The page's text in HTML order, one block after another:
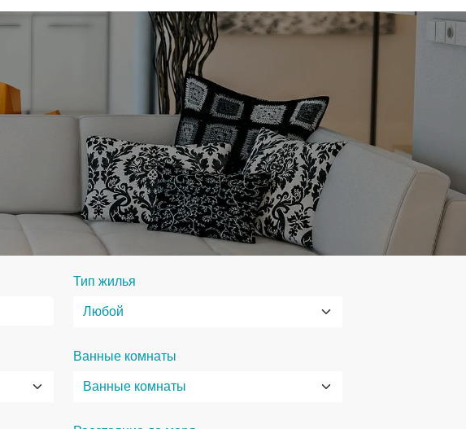
Тип жилья
Ванные комнаты